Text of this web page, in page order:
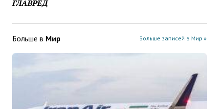
ГЛАВРЕД
Больше в Мир Больше записей в Мир »